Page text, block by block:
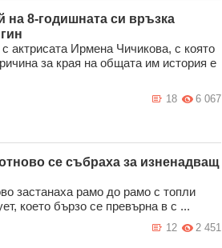
на 8-годишната си връзка
актрисата Ирмена Чичикова, с която
за края на общата им история е
6 067
18
се събраха за изненадващ
застанаха рамо до рамо с топли
което бързо се превърна в с ...
2 451
12